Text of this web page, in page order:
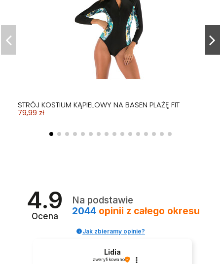
STRÓJ KOSTIUM KĄPIELOWY NA BASEN PLAŻĘ FIT
79,99 zł
4.9
Ocena
Na podstawie
2044 opinii z całego okresu
Jak zbieramy opinie?
Lidia
zweryfikowano